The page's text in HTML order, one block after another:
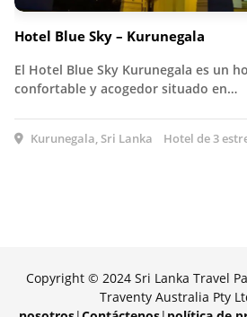
Hotel Blue Sky – Kurunegala
El Hotel Blue Sky Kurunegala es un
confortable y acogedor situado en…
Kurunegala, Sri Lanka Hotel de 3
Copyright © 2024 Sri Lanka Travel
Traventy Australia Pty